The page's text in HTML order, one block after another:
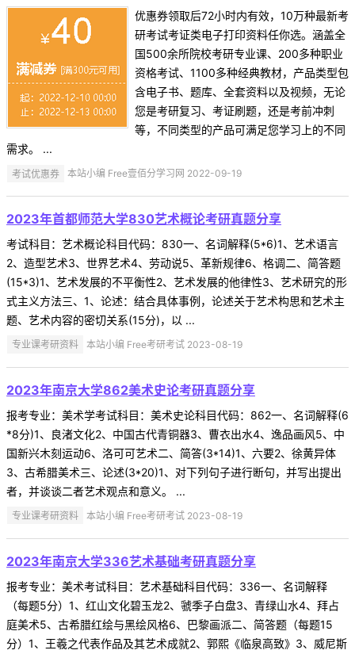
优惠券领取后72小时内有效，10万种最新考
研考试考证类电子打印资料任你选。涵盖全
国500余所院校考研专业课、200多种职业
资格考试、1100多种经典教材，产品类型包
含电子书、题库、全套资料以及视频，无论
您是考研复习、考证刷题，还是考前冲刺
等，不同类型的产品可满足您学习上的不同
需求。 ...
考试优惠券 本站小编 Free壹佰分学习网 2022-09-19
2023年首都师范大学830艺术概论考研真题分享
考试科目：艺术概论科目代码：830一、名词解释(5*6)1、艺术语言
2、造型艺术3、世界艺术4、劳动说5、革新规律6、格调二、简答题
(15*3)1、艺术发展的不平衡性2、艺术发展的他律性3、艺术研究的形
式主义方法三、1、论述：结合具体事例，论述关于艺术构思和艺术主
题、艺术内容的密切关系(15分)，以 ...
专业课考研资料 本站小编 Free考研考试 2023-08-19
2023年南京大学862美术史论考研真题分享
报考专业：美术学考试科目：美术史论科目代码：862一、名词解释(6
*8分)1、良渚文化2、中国古代青铜器3、曹衣出水4、逸品画风5、中
国新兴木刻运动6、洛可可艺术二、简答(3*14)1、六要2、徐黄异体
3、古希腊美术三、论述(3*20)1、对下列句子进行断句，并写出提出
者，并谈谈二者艺术观点和意义。 ...
专业课考研资料 本站小编 Free考研考试 2023-08-19
2023年南京大学336艺术基础考研真题分享
报考专业：美术考试科目：艺术基础科目代码：336一、名词解释
（每题5分）1、红山文化碧玉龙2、虢季子白盘3、青绿山水4、拜占
庭美术5、古希腊红绘与黑绘风格6、巴黎画派二、简答题（每题15
分）1、王羲之代表作品及其艺术成就2、郭熙《临泉高致》3、威尼斯